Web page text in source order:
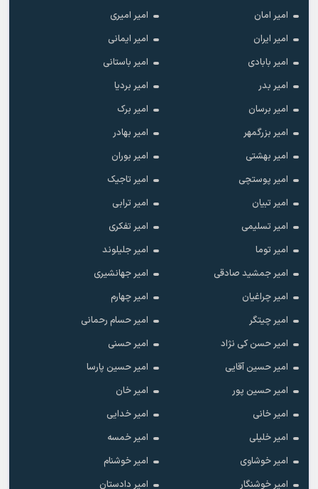
امیر امان
امیر امیری
امیر ایران
امیر ایمانی
امیر بابادی
امیر باستانی
امیر بدر
امیر بردیا
امیر برسان
امیر برک
امیر بزرگمهر
امیر بهادر
امیر بهشتی
امیر بوران
امیر پوستچی
امیر تاجیک
امیر تبیان
امیر ترابی
امیر تسلیمی
امیر تفکری
امیر توما
امیر جلیلوند
امیر جمشید صادقی
امیر جهانشیری
امیر چراغیان
امیر چهارم
امیر چیتگر
امیر حسام رحمانی
امیر حسن کی نژاد
امیر حسنی
امیر حسین آقایی
امیر حسین پارسا
امیر حسین پور
امیر خان
امیر خانی
امیر خدایی
امیر خلیلی
امیر خمسه
امیر خوشاوی
امیر خوشنام
امیر خوشنگار
امیر دادستان